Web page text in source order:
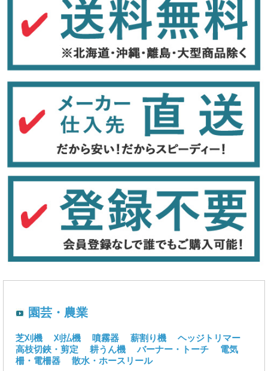
園芸・農業
芝刈機 刈払機 噴霧器 薪割り機
ヘッジトリマー
高枝切鋏・剪定
耕うん機 バーナー・トーチ
電気
柵・電柵器
散水・ホースリール